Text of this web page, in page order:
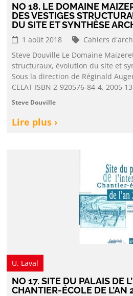
NO 18. LE DOMAINE
DES VESTIGES
DU SITE ET SYNTHÈSE
1 août 2018
Cahiers
Steve Douville Le Domaine
structuraux, évolution du site et
Sous la direction de Réginald
CELAT ISBN 2-920576-84-4, 2005
Steve Douville
Lire plus ›
U. Laval
NO 17. SITE DU PALAIS DE
CHANTIER-ÉCOLE DE L’AN